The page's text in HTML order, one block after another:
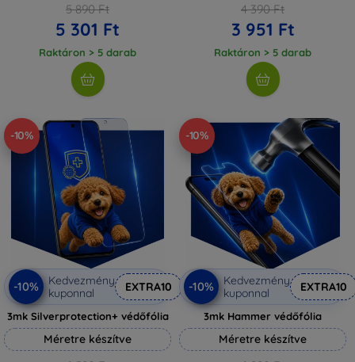
5 890 Ft
5 301 Ft
Raktáron > 5 darab
4 390 Ft
3 951 Ft
Raktáron > 5 darab
-10%
-10%
Kedvezmény
kuponnal
EXTRA10
3mk Silverprotection+ védőfólia
Méretre készítve
-10%
-10%
Kedvezmény
kuponnal
EXTRA10
3mk Hammer védőfólia
Méretre készítve